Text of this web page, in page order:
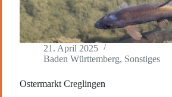
21. April 2025
Baden Württemberg, Sonstiges
Ostermarkt Creglingen